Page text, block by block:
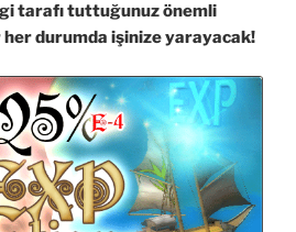
tarafı tuttuğunuz önemli
durumda işinize yarayacak!